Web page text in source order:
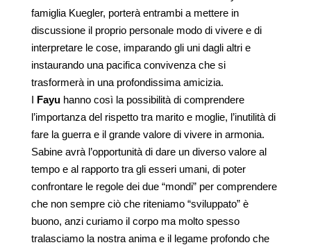
famiglia Kuegler, porterà entrambi a mettere in
discussione il proprio personale modo di vivere e di
interpretare le cose, imparando gli uni dagli altri e
instaurando una pacifica convivenza che si
trasformerà in una profondissima amicizia.
I Fayuhanno così la possibilità di comprendere
l’importanza del rispetto tra marito e moglie, l’inutilità di
fare la guerra e il grande valore di vivere in armonia.
Sabine avrà l’opportunità di dare un diverso valore al
tempo e al rapporto tra gli esseri umani, di poter
confrontare le regole dei due “mondi” per comprendere
che non sempre ciò che riteniamo “sviluppato” è
buono, anzi curiamo il corpo ma molto spesso
tralasciamo la nostra anima e il legame profondo che